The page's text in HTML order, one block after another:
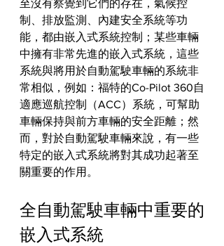
至沒有察覺到它們的存在，氣候控
制、排放監測、內建安全系統等功
能，都由嵌入式系統控制；某些車輛
中擁有非常先進的嵌入式系統，這些
系統與將用於自動駕駛車輛的系統非
常相似，例如：福特的Co-Pilot 360自
適應巡航控制（ACC）系統，可幫助
車輛保持與前方車輛的安全距離；然
而，對於自動駕駛車輛來說，有一些
特定的嵌入式系統將對其成功起著至
關重要的作用。
全自動駕駛車輛中重要的
嵌入式系統